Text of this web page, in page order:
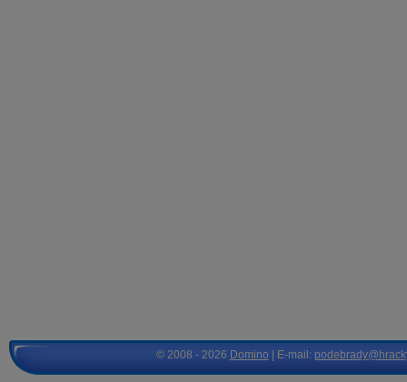
© 2008 - 2026 Domino | E-mail: